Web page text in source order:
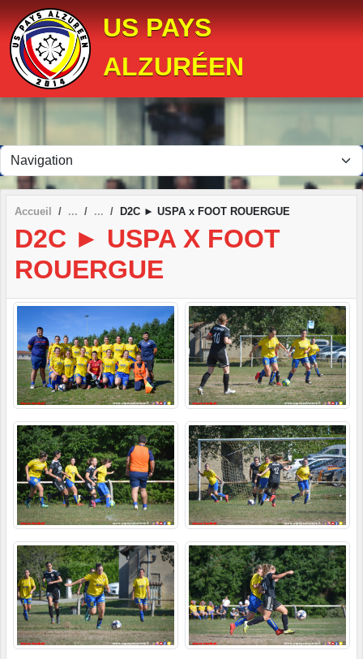
US PAYS
ALZURÉEN
Accueil D2C ► USPA x FOOT ROUERGUE
D2C ► USPA X FOOT
ROUERGUE
Panneau de gestion des cookies